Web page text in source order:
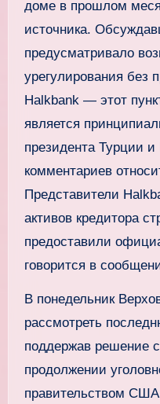
доме в прошлом
источника.
предусматривало
урегулирования без
Halkbank — этот
является
президента Турции
комментариев
Представители
активов кредитора
предоставили
говорится в
В понедельник
рассмотреть
поддержав решение
продолжении
правительством